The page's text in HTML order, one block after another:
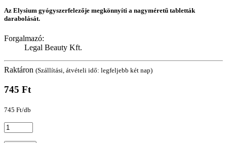
Az Elysium gyógyszerfelezője megkönnyíti a nagyméretű tabletták
darabolását.
Forgalmazó:
Legal Beauty Kft.
Raktáron (Szállítási, átvételi idő: legfeljebb két nap)
745 Ft
745 Ft/db